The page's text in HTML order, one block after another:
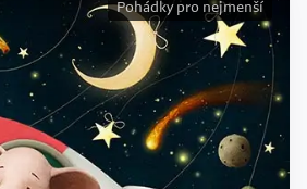
Pohádky pro nejmenší